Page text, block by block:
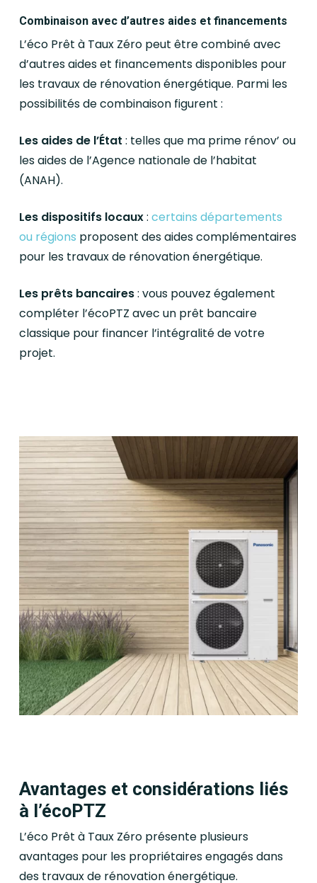
Combinaison avec d’autres aides et financements
L’éco Prêt à Taux Zéro peut être combiné avec
d’autres aides et financements disponibles pour
les travaux de rénovation énergétique. Parmi les
possibilités de combinaison figurent :
Les aides de l’État : telles que ma prime rénov’ ou
les aides de l’Agence nationale de l’habitat
(ANAH).
Les dispositifs locaux: certains départements
ou régions proposent des aides complémentaires
pour les travaux de rénovation énergétique.
Les prêts bancaires: vous pouvez également
compléter l’écoPTZ avec un prêt bancaire
classique pour financer l’intégralité de votre
projet.
Avantages et considérations liés
à l’écoPTZ
L’éco Prêt à Taux Zéro présente plusieurs
avantages pour les propriétaires engagés dans
des travaux de rénovation énergétique.